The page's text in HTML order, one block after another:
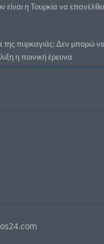
είναι η Τουρκία να
της πυρκαγιάς: Δεν μπορώ
η ποινική έρευνα